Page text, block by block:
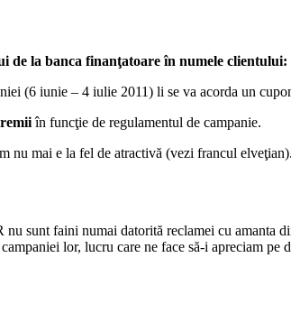
de la banca finanţatoare în numele
(6 iunie – 4 iulie 2011) li se va acorda un
în funcţie de regulamentul de campanie.
nu mai e la fel de atractivă (vezi francul
sunt faini numai datorită reclamei cu amanta
lor, lucru care ne face să-i apreciam pe